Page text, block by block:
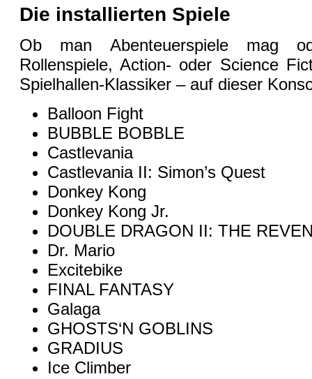
Die installierten Spiele
Ob man Abenteuerspiele mag
Rollenspiele, Action- oder Science
Spielhallen-Klassiker – auf dieser
Balloon Fight
BUBBLE BOBBLE
Castlevania
Castlevania II: Simon’s Quest
Donkey Kong
Donkey Kong Jr.
DOUBLE DRAGON II: THE
Dr. Mario
Excitebike
FINAL FANTASY
Galaga
GHOSTS‘N GOBLINS
GRADIUS
Ice Climber